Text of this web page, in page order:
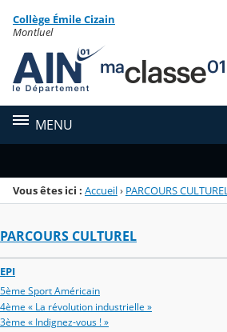
Menu de la rubrique
Contenu
Collège Émile Cizain
Montluel
MENU
Vous êtes ici : Accueil› PARCOURS CULTUREL
PARCOURS CULTUREL
EPI
5ème Sport Américain
4ème « La révolution industrielle »
3ème « Indignez-vous ! »